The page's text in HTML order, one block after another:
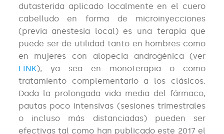
dutasterida aplicado localmente en el cuero
cabelludo en forma de microinyecciones
(previa anestesia local) es una terapia que
puede ser de utilidad tanto en hombres como
en mujeres con alopecia androgénica (ver
LINK), ya sea en monoterapia o como
tratamiento complementario a los clásicos.
Dada la prolongada vida media del fármaco,
pautas poco intensivas (sesiones trimestrales
o incluso más distanciadas) pueden ser
efectivas tal como han publicado este 2017 el